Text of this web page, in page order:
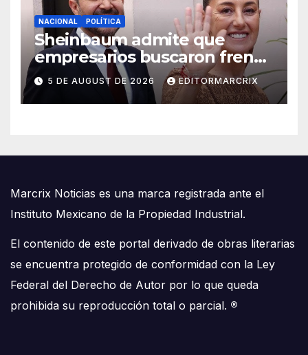
NACIONAL POLÍTICA
Sheinbaum admite que
empresarios buscaron frenar
llegada de Batres a la Corte
5 DE AUGUST DE 2026 EDITORMARCRIX
Marcrix Noticias es una marca registrada ante el
Instituto Mexicano de la Propiedad Industrial.
El contenido de este portal derivado de obras literarias
se encuentra protegido de conformidad con la Ley
Federal del Derecho de Autor por lo que queda
prohibida su reproducción total o parcial. ®